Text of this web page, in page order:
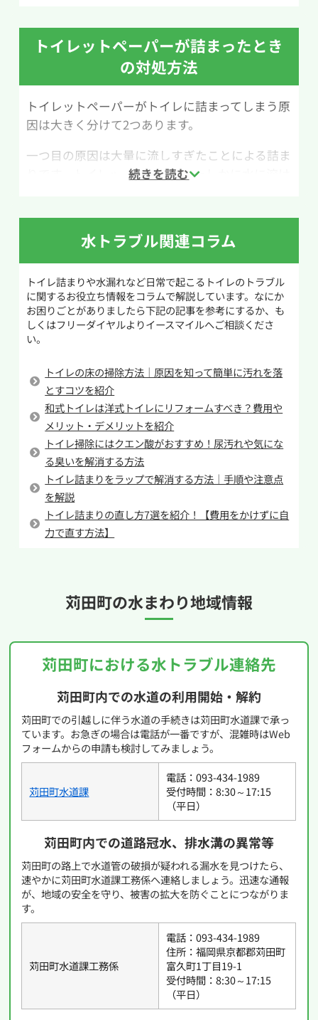
を紹介します。
用意するものは、クエン酸（小さじ1/2）、水
200ml、スプレーボトル、トイレ用ブラシです。
ン酸水を使うことで汚れを分解しやすくなりま
す。水200mlにクエン酸小さじ1/2を溶かし、ス
プレーボトルに入れてクエン酸水を作りましょ
ーします。その上からトイレットペーパーをかぶ
せ、さらにクエン酸水をかけてパックのように
トイレブラシでこすって汚れを落とします。頑固
な尿石の場合は、同じ手順を数回繰り返すと効
果的です。
尿石は放置すると落としにくくなるだけでな
めに掃除を行い、尿石を溜めないことが清潔な
トイレを保つポイントです。
トイレットペーパーが詰まったとき
の対処方法
トイレットペーパーがトイレに詰まってしまう原
因は大きく分けて2つあります。
一つ目の原因は大量に流しすぎたことによる詰ま
りです。トイレットペーパーはたしかに水に溶け
のは詰まりの原因になるため注意してください。
大量にトイレットペーパーを使用する際には何
回かに分けて流すなどの工夫をしてトイレを使う
ことでトイレつまりの予防になります。
二つ目の原因は流す際に使用する水量が少ない
ことです。通常大便器には大と小の二通りの流し
も関わらず節水のためなどの理由で小で流した
場合、トイレットペーパーを押し流すための水
量に及ばずに排水管でつまらせてしまう可能性
があります。確かに使用する水量は節約になりま
すがせいぜい1L~2Lの差なので約0.3円ほど。毎日
1回節約した場合でも10円にも満たないため節約
としての効果は薄いです。
しかし、トイレが詰まってしまえば修理には最低
でも8,000円近いお金がかかります。無理な節約
水トラブル関連コラム
トイレ詰まりや水漏れなど日常で起こるトイレのトラブル
に関するお役立ち情報をコラムで解説しています。なにか
お困りごとがありましたら下記の記事を参考にするか、も
しくはフリーダイヤルよりイースマイルへご相談くださ
い。
トイレの床の掃除方法｜原因を知って簡単に汚れを落
とすコツを紹介
和式トイレは洋式トイレにリフォームすべき？費用や
メリット・デメリットを紹介
トイレ掃除にはクエン酸がおすすめ！尿汚れや気にな
る臭いを解消する方法
トイレ詰まりをラップで解消する方法｜手順や注意点
を解説
トイレ詰まりの直し方7選を紹介！【費用をかけずに自
力で直す方法】
苅田町の水まわり地域情報
苅田町における水トラブル連絡先
苅田町内での水道の利用開始・解約
苅田町での引越しに伴う水道の手続きは苅田町水道課で承っ
ています。お急ぎの場合は電話が一番ですが、混雑時はWeb
フォームからの申請も検討してみましょう。
苅田町水道課
電話：093-434-1989
受付時間：8:30～17:15
（平日）
苅田町内での道路冠水、排水溝の異常等
苅田町の路上で水道管の破損が疑われる漏水を見つけたら、
速やかに苅田町水道課工務係へ連絡しましょう。迅速な通報
が、地域の安全を守り、被害の拡大を防ぐことにつながりま
す。
苅田町水道課工務係
電話：093-434-1989
住所：福岡県京都郡苅田町
富久町1丁目19-1
受付時間：8:30～17:15
（平日）